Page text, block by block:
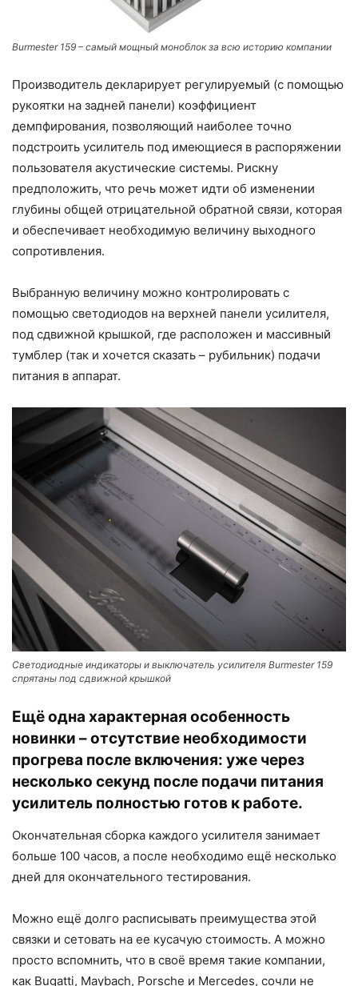
Burmester 159 – самый мощный моноблок за всю историю компании
Производитель декларирует регулируемый (с помощью
рукоятки на задней панели) коэффициент
демпфирования, позволяющий наиболее точно
подстроить усилитель под имеющиеся в распоряжении
пользователя акустические системы. Рискну
предположить, что речь может идти об изменении
глубины общей отрицательной обратной связи, которая
и обеспечивает необходимую величину выходного
сопротивления.
Выбранную величину можно контролировать с
помощью светодиодов на верхней панели усилителя,
под сдвижной крышкой, где расположен и массивный
тумблер (так и хочется сказать – рубильник) подачи
питания в аппарат.
Светодиодные индикаторы и выключатель усилителя Burmester 159
спрятаны под сдвижной крышкой
Ещё одна характерная особенность
новинки – отсутствие необходимости
прогрева после включения: уже через
несколько секунд после подачи питания
усилитель полностью готов к работе.
Окончательная сборка каждого усилителя занимает
больше 100 часов, а после необходимо ещё несколько
дней для окончательного тестирования.
Можно ещё долго расписывать преимущества этой
связки и сетовать на ее кусачую стоимость. А можно
просто вспомнить, что в своё время такие компании,
как Bugatti, Maybach, Porsche и Mercedes, сочли не